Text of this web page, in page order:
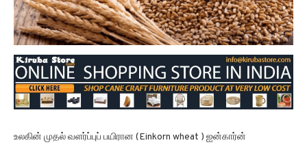
உலகின் முதல் வளர்ப்புப் பயிரான (Einkorn wheat ) ஐன்கார்ன்